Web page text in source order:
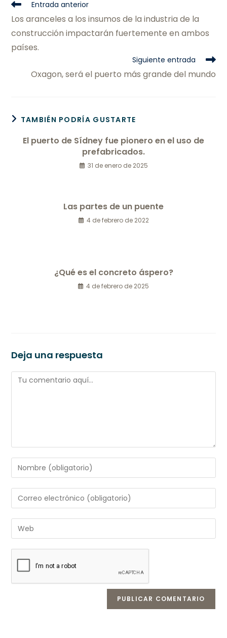
Entrada anterior
Los aranceles a los insumos de la industria de la
construcción impactarán fuertemente en ambos
países.
Siguiente entrada
Oxagon, será el puerto más grande del mundo
TAMBIÉN PODRÍA GUSTARTE
El puerto de Sídney fue pionero en el uso de
prefabricados.
31 de enero de 2025
Las partes de un puente
4 de febrero de 2022
¿Qué es el concreto áspero?
4 de febrero de 2025
Deja una respuesta